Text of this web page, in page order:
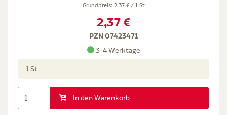
Grundpreis: 2,37 € / 1 St
2,37 €
PZN 07423471
3-4 Werktage
1 St
In den Warenkorb